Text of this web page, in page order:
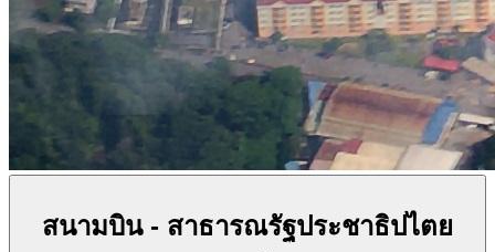
สนามบิน - สาธารณรัฐประชาธิปไตย